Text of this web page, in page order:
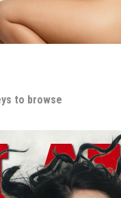
to browse